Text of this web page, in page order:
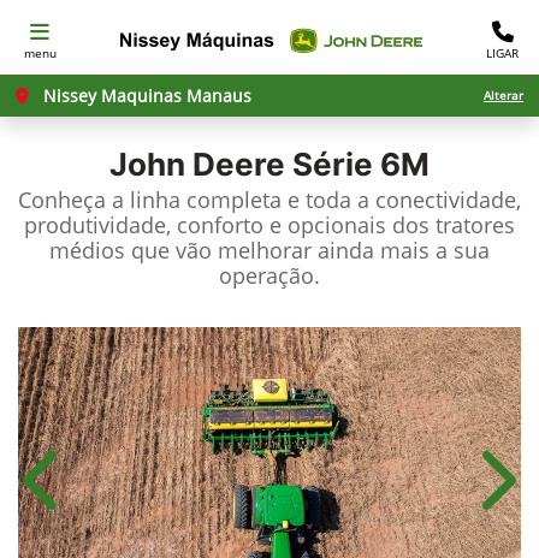
menu LIGAR
Nissey Maquinas Manaus Alterar
John Deere Série 6M
Conheça a linha completa e toda a conectividade,
produtividade, conforto e opcionais dos tratores
médios que vão melhorar ainda mais a sua
operação.
Anterior